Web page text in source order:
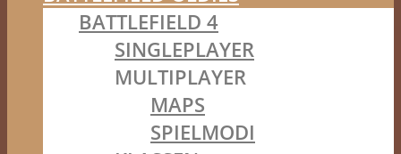
BATTLEFIELD 4
SINGLEPLAYER
MULTIPLAYER
MAPS
SPIELMODI